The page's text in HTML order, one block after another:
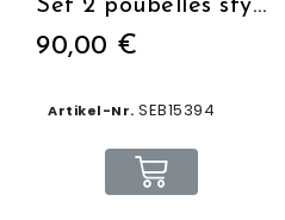
Set 2 poubelles style industriel
90,00 €
Artikel-Nr. SEB15394